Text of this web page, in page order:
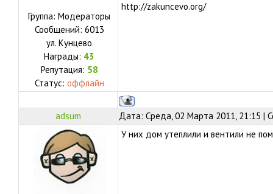
Группа: Модераторы
Сообщений: 6013
ул. Кунцево
Награды: 43
Репутация: 58
Статус: оффлайн
http://zakuncevo.org/
adsum Дата: Среда, 02 Марта 2011, 21:15 |
У них дом утеплили и вентили не